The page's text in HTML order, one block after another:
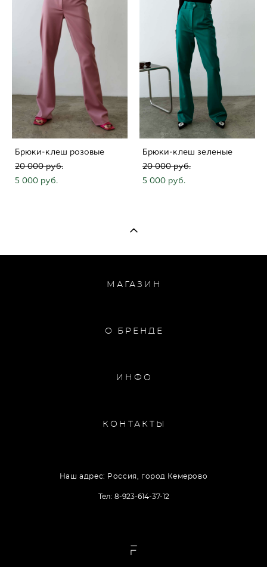
Брюки-клеш розовые
20 000 pуб.
5 000 pуб.
Брюки-клеш зеленые
20 000 pуб.
5 000 pуб.
МАГАЗИН
О БРЕНДЕ
ИНФО
КОНТАКТЫ
Наш адрес: Россия, город Кемерово
Тел: 8-923-614-37-12